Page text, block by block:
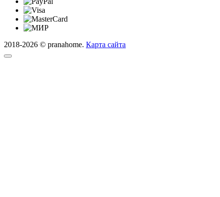
2018-2026 © pranahome. Карта сайта